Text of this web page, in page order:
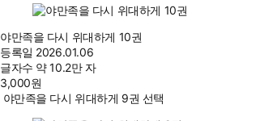
야만족을 다시 위대하게 10권
등록일 2026.01.06
글자수 약 10.2만 자
3,000원
야만족을 다시 위대하게 9권 선택